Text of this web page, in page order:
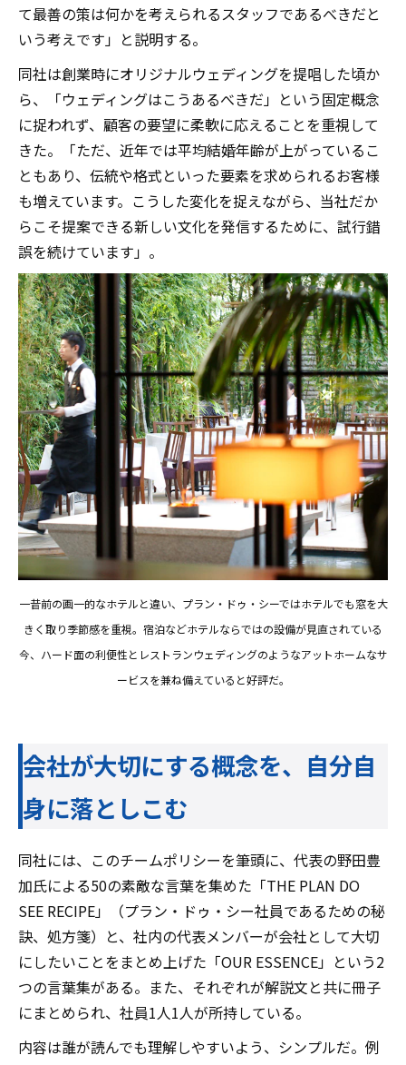
て最善の策は何かを考えられるスタッフであるべきだと
いう考えです」と説明する。
同社は創業時にオリジナルウェディングを提唱した頃か
ら、「ウェディングはこうあるべきだ」という固定概念
に捉われず、顧客の要望に柔軟に応えることを重視して
きた。「ただ、近年では平均結婚年齢が上がっているこ
ともあり、伝統や格式といった要素を求められるお客様
も増えています。こうした変化を捉えながら、当社だか
らこそ提案できる新しい文化を発信するために、試行錯
誤を続けています」。
一昔前の画一的なホテルと違い、プラン・ドゥ・シーではホテルでも窓を大
きく取り季節感を重視。宿泊などホテルならではの設備が見直されている
今、ハード面の利便性とレストランウェディングのようなアットホームなサ
ービスを兼ね備えていると好評だ。
会社が大切にする概念を、自分自
身に落としこむ
同社には、このチームポリシーを筆頭に、代表の野田豊
加氏による50の素敵な言葉を集めた「THE PLAN DO
SEE RECIPE」（プラン・ドゥ・シー社員であるための秘
訣、処方箋）と、社内の代表メンバーが会社として大切
にしたいことをまとめ上げた「OUR ESSENCE」という2
つの言葉集がある。また、それぞれが解説文と共に冊子
にまとめられ、社員1人1人が所持している。
内容は誰が読んでも理解しやすいよう、シンプルだ。例